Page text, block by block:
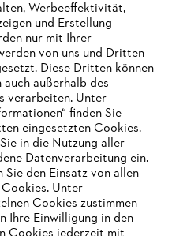
Werbeeffektivität,
und Erstellung
nur mit Ihrer
von uns und Dritten
Diese Dritten können
außerhalb des
verarbeiten. Unter
finden Sie
eingesetzten Cookies.
in die Nutzung aller
Datenverarbeitung ein.
Sie den Einsatz von allen
Unter
Cookies zustimmen
Ihre Einwilligung in den